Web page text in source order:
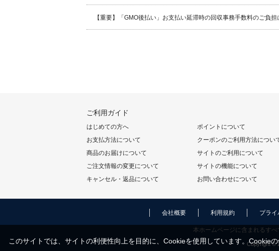
【重要】「GMO後払い」お支払い延滞時の回収事務手数料のご負担
ご利用ガイド
はじめての方へ
お支払方法について
商品のお届けについて
ご注文情報の変更について
キャンセル・返品について
ポイントについて
クーポンのご利用方法につい
サイトのご利用について
サイトの機能について
お問い合わせについて
会社概要 利用規約 プラ
本ホームページに含まれるす
Copyright ©
このサイトでは、サイトの利便性向上を目的に、Cookieを使用しています。Cookie